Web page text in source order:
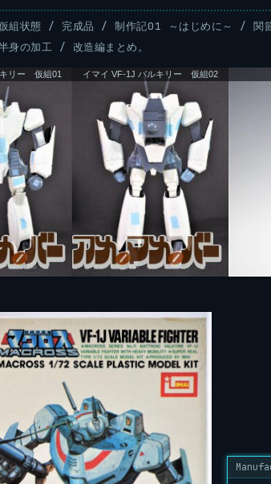
組状態 / 完成品 / 制作記01 ～はじめに～ / 関
の加工 / 改造編まとめ。
リー 仮組01 イマイ VF-1J バルキリー 仮組02